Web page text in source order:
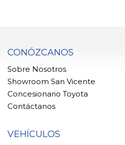
CONÓZCANOS
Sobre Nosotros
Showroom San Vicente
Concesionario Toyota
Contáctanos
VEHÍCULOS